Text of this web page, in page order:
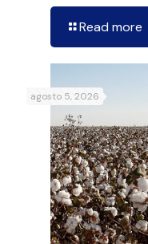
Read more
agosto 5, 2026